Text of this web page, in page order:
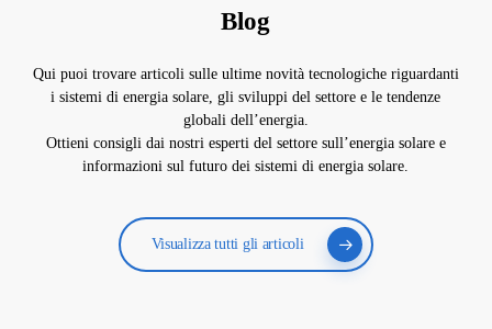
Blog
Qui puoi trovare articoli sulle ultime novità tecnologiche riguardanti
i sistemi di energia solare, gli sviluppi del settore e le tendenze
globali dell’energia.
Ottieni consigli dai nostri esperti del settore sull’energia solare e
informazioni sul futuro dei sistemi di energia solare.
Visualizza tutti gli articoli